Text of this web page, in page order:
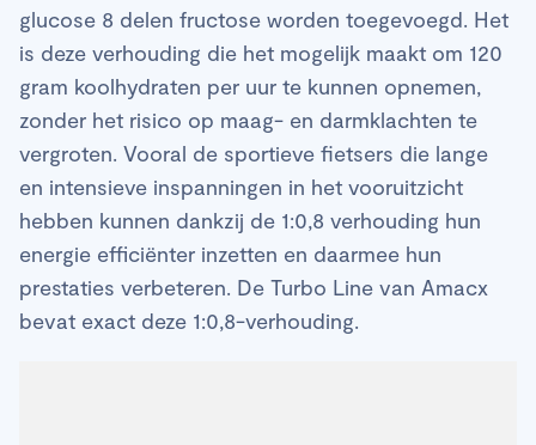
glucose 8 delen fructose worden toegevoegd. Het
is deze verhouding die het mogelijk maakt om 120
gram koolhydraten per uur te kunnen opnemen,
zonder het risico op maag- en darmklachten te
vergroten. Vooral de sportieve fietsers die lange
en intensieve inspanningen in het vooruitzicht
hebben kunnen dankzij de 1:0,8 verhouding hun
energie efficiënter inzetten en daarmee hun
prestaties verbeteren. De Turbo Line van Amacx
bevat exact deze 1:0,8-verhouding.